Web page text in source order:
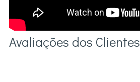
Avaliações dos Clientes